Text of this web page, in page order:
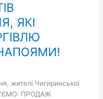
ЯКІ
жителі Чигиринської
ПРОДАЖ